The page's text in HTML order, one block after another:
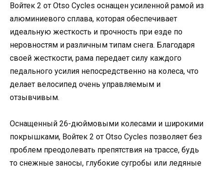
Войтек 2 от Otso Cycles оснащен усиленной рамой из
алюминиевого сплава, которая обеспечивает
идеальную жесткость и прочность при езде по
неровностям и различным типам снега. Благодаря
своей жесткости, рама передает силу каждого
педального усилия непосредственно на колеса, что
делает велосипед очень управляемым и
отзывчивым.
Оснащенный 26-дюймовыми колесами и широкими
покрышками, Войтек 2 от Otso Cycles позволяет без
проблем преодолевать препятствия на трассе, будь
то снежные заносы, глубокие сугробы или ледяные